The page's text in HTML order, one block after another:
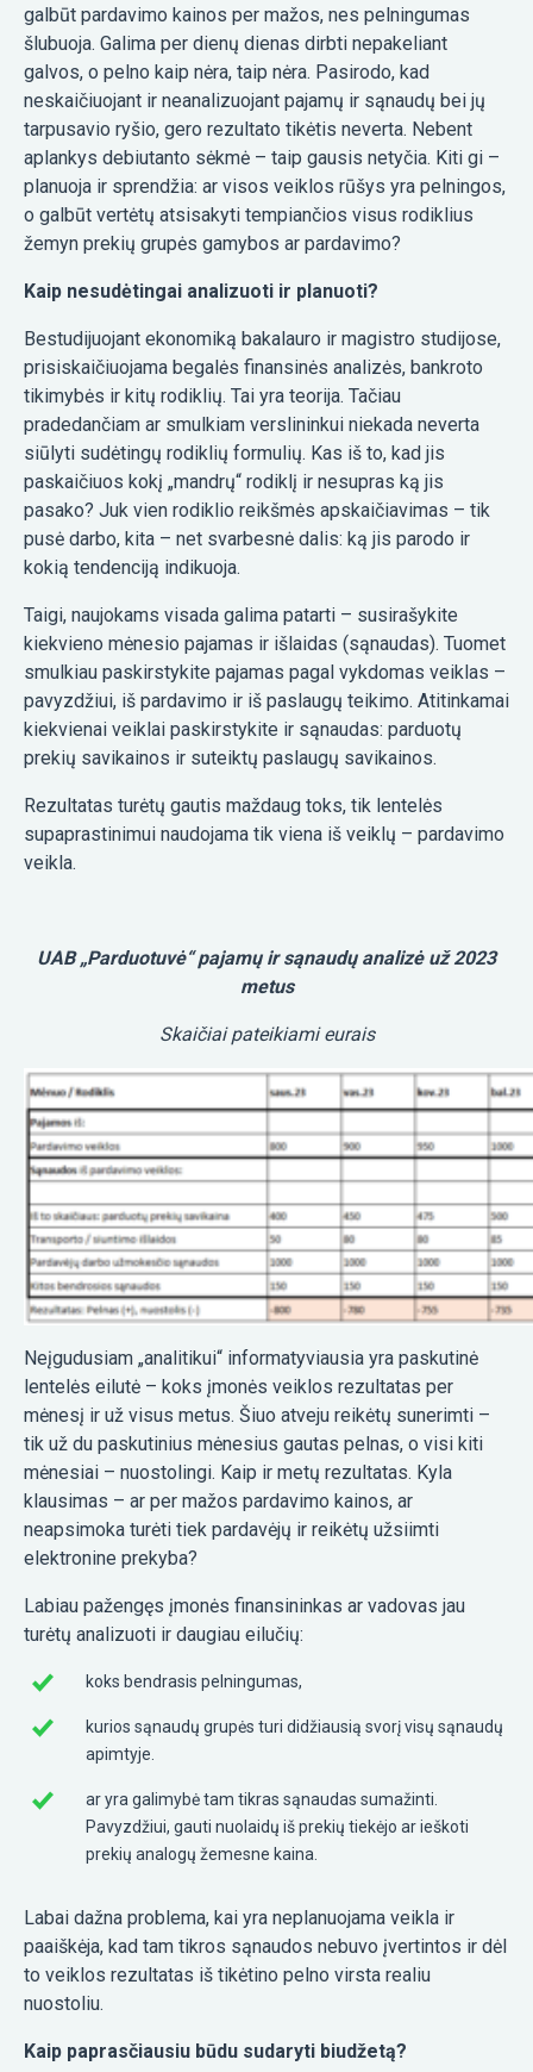
galbūt pardavimo kainos per mažos, nes pelningumas
šlubuoja. Galima per dienų dienas dirbti nepakeliant
galvos, o pelno kaip nėra, taip nėra. Pasirodo, kad
neskaičiuojant ir neanalizuojant pajamų ir sąnaudų bei jų
tarpusavio ryšio, gero rezultato tikėtis neverta. Nebent
aplankys debiutanto sėkmė – taip gausis netyčia. Kiti gi –
planuoja ir sprendžia: ar visos veiklos rūšys yra pelningos,
o galbūt vertėtų atsisakyti tempiančios visus rodiklius
žemyn prekių grupės gamybos ar pardavimo?
Kaip nesudėtingai analizuoti ir planuoti?
Bestudijuojant ekonomiką bakalauro ir magistro studijose,
prisiskaičiuojama begalės finansinės analizės, bankroto
tikimybės ir kitų rodiklių. Tai yra teorija. Tačiau
pradedančiam ar smulkiam verslininkui niekada neverta
siūlyti sudėtingų rodiklių formulių. Kas iš to, kad jis
paskaičiuos kokį „mandrų“ rodiklį ir nesupras ką jis
pasako? Juk vien rodiklio reikšmės apskaičiavimas – tik
pusė darbo, kita – net svarbesnė dalis: ką jis parodo ir
kokią tendenciją indikuoja.
Taigi, naujokams visada galima patarti – susirašykite
kiekvieno mėnesio pajamas ir išlaidas (sąnaudas). Tuomet
smulkiau paskirstykite pajamas pagal vykdomas veiklas –
pavyzdžiui, iš pardavimo ir iš paslaugų teikimo. Atitinkamai
kiekvienai veiklai paskirstykite ir sąnaudas: parduotų
prekių savikainos ir suteiktų paslaugų savikainos.
Rezultatas turėtų gautis maždaug toks, tik lentelės
supaprastinimui naudojama tik viena iš veiklų – pardavimo
veikla.
UAB „Parduotuvė“ pajamų ir sąnaudų analizė už 2023
metus
Skaičiai pateikiami eurais
Neįgudusiam „analitikui“ informatyviausia yra paskutinė
lentelės eilutė – koks įmonės veiklos rezultatas per
mėnesį ir už visus metus. Šiuo atveju reikėtų sunerimti –
tik už du paskutinius mėnesius gautas pelnas, o visi kiti
mėnesiai – nuostolingi. Kaip ir metų rezultatas. Kyla
klausimas – ar per mažos pardavimo kainos, ar
neapsimoka turėti tiek pardavėjų ir reikėtų užsiimti
elektronine prekyba?
Labiau pažengęs įmonės finansininkas ar vadovas jau
turėtų analizuoti ir daugiau eilučių:
koks bendrasis pelningumas,
kurios sąnaudų grupės turi didžiausią svorį visų sąnaudų
apimtyje.
ar yra galimybė tam tikras sąnaudas sumažinti.
Pavyzdžiui, gauti nuolaidų iš prekių tiekėjo ar ieškoti
prekių analogų žemesne kaina.
Labai dažna problema, kai yra neplanuojama veikla ir
paaiškėja, kad tam tikros sąnaudos nebuvo įvertintos ir dėl
to veiklos rezultatas iš tikėtino pelno virsta realiu
nuostoliu.
Kaip paprasčiausiu būdu sudaryti biudžetą?